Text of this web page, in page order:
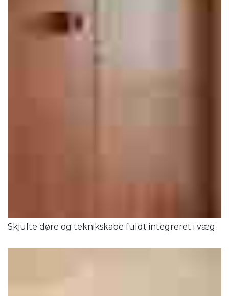
Skjulte døre og teknikskabe fuldt integreret i væg